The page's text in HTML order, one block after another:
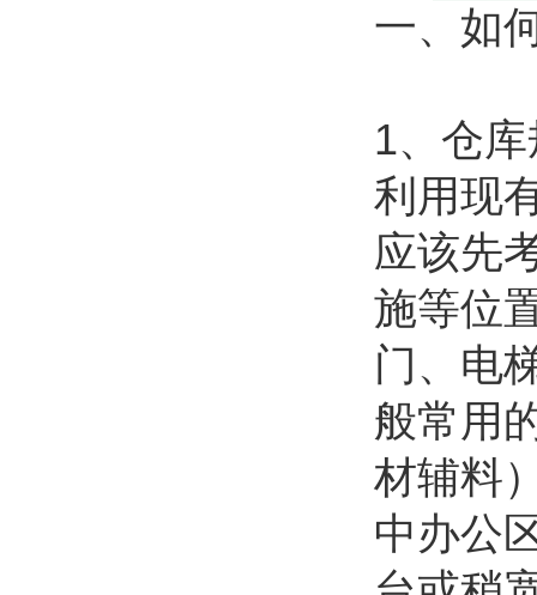
一、如
1、仓
利用现
应该先
施等位
门、电
般常用
材辅料
中办公